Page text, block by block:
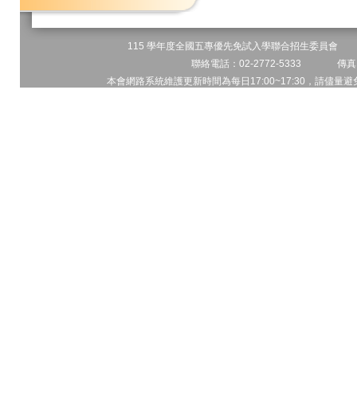
115 學年度全國五專優先免試入學聯合招生委員會
聯絡電話：02-2772-5333 傳
本會網路系統維護更新時間為每日17:00~17:30，請儘量